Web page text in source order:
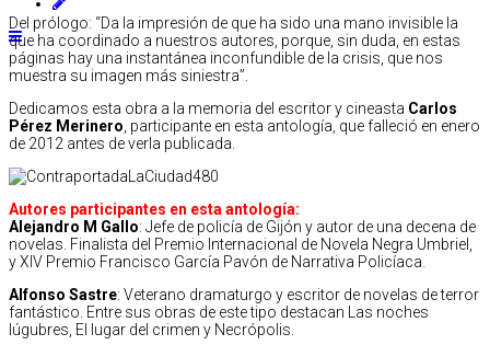
Del prólogo: “Da la impresión de que ha sido una mano invisible la
que ha coordinado a nuestros autores, porque, sin duda, en estas
páginas hay una instantánea inconfundible de la crisis, que nos
muestra su imagen más siniestra”.
Dedicamos esta obra a la memoria del escritor y cineasta Carlos
Pérez Merinero , participante en esta antología, que falleció en enero
de 2012 antes de verla publicada.
Autores participantes en esta antología:
Alejandro M Gallo: Jefe de policía de Gijón y autor de una decena de
novelas. Finalista del Premio Internacional de Novela Negra Umbriel,
y XIV Premio Francisco García Pavón de Narrativa Policíaca.
Alfonso Sastre: Veterano dramaturgo y escritor de novelas de terror
fantástico. Entre sus obras de este tipo destacan Las noches
lúgubres, El lugar del crimen y Necrópolis.